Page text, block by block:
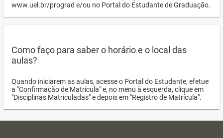
www.uel.br/prograd e/ou no Portal do Estudante de Graduação.
Como faço para saber o horário e o local das
aulas?
Quando iniciarem as aulas, acesse o Portal do Estudante, efetue
a "Confirmação de Matrícula" e, no menu à esquerda, clique em
"Disciplinas Matriculadas" e depois em "Registro de Matrícula".